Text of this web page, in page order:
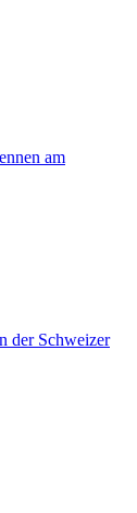
am
der Schweizer